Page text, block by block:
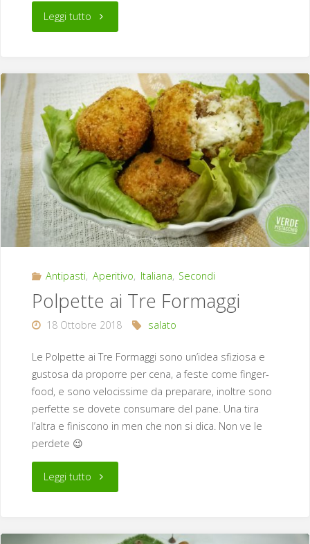
Leggi tutto"Hummus
Ceci"
Antipasti, Aperitivo, Italiana, Secondi
Polpette ai Tre Formaggi
18 Ottobre 2018 salato
Le Polpette ai Tre Formaggi sono un’idea sfiziosa e
gustosa da proporre per cena, a feste come finger-
food, e sono velocissime da preparare, inoltre sono
perfette se dovete consumare del pane. Una tira
l’altra e finiscono in men che non si dica. Non ve le
perdete 😉
Leggi tutto"Polpette
Tre